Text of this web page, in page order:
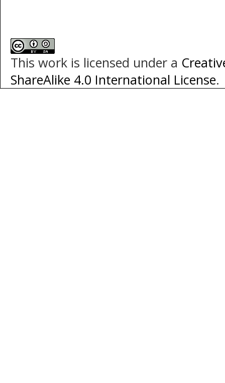
This work is licensed under a
ShareAlike 4.0 International License.